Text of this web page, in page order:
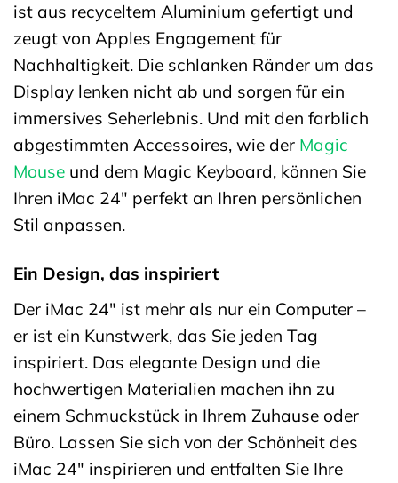
ist aus recyceltem Aluminium gefertigt und
zeugt von Apples Engagement für
Nachhaltigkeit. Die schlanken Ränder um das
Display lenken nicht ab und sorgen für ein
immersives Seherlebnis. Und mit den farblich
abgestimmten Accessoires, wie der Magic
Mouse und dem Magic Keyboard, können Sie
Ihren iMac 24″ perfekt an Ihren persönlichen
Stil anpassen.
Ein Design, das inspiriert
Der iMac 24″ ist mehr als nur ein Computer –
er ist ein Kunstwerk, das Sie jeden Tag
inspiriert. Das elegante Design und die
hochwertigen Materialien machen ihn zu
einem Schmuckstück in Ihrem Zuhause oder
Büro. Lassen Sie sich von der Schönheit des
iMac 24″ inspirieren und entfalten Sie Ihre